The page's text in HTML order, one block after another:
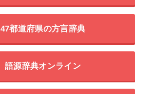
47都道府県の方言辞典
語源辞典オンライン